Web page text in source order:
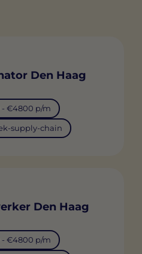
Den Haag
€4800 p/m
supply-chain
Den Haag
€4800 p/m